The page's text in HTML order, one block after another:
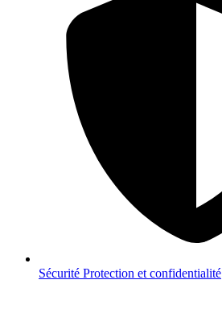
Sécurité Protection et confidentialité